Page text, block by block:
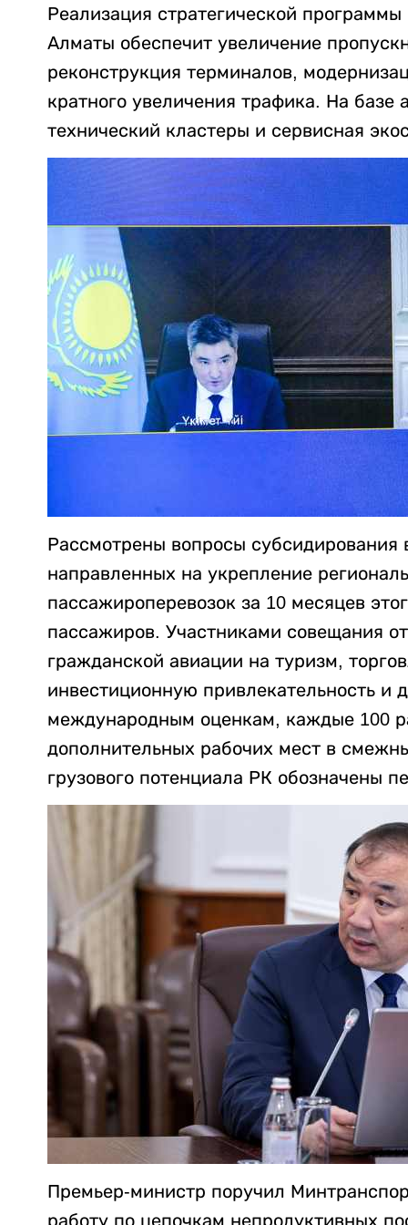
Реализация стратегической
Алматы обеспечит увеличение
реконструкция терминалов,
кратного увеличения трафика. На базе
технический кластеры и сервисная
Рассмотрены вопросы субсидирования
направленных на укрепление
пассажироперевозок за 10 месяцев
пассажиров. Участниками совещания
гражданской авиации на туризм,
инвестиционную привлекательность и
международным оценкам, каждые 100
дополнительных рабочих мест в
грузового потенциала РК обозначены
Премьер-министр поручил
работу по цепочкам непродуктивных